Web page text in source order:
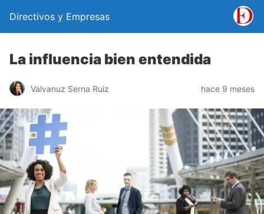
Directivos y Empresas
La influencia bien entendida
Valvanuz Serna Ruiz hace 9 meses